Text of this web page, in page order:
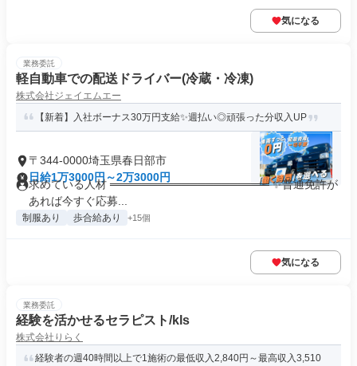
気になる
業務委託
軽自動車での配送ドライバー(冷蔵・冷凍)
株式会社ジェイエムエー
【新着】入社ボーナス30万円支給✨週払い◎頑張った分収入UP
〒344-0000埼玉県春日部市
日給1万3000円～2万3000円
求めている人材 ════════════════════ ✨普通免許が
あれば今すぐ応募...
制服あり 歩合給あり +15個
気になる
業務委託
経験を活かせるセラピスト/kls
株式会社りらく
経験者の週40時間以上で1施術の最低収入2,840円～最高収入3,510